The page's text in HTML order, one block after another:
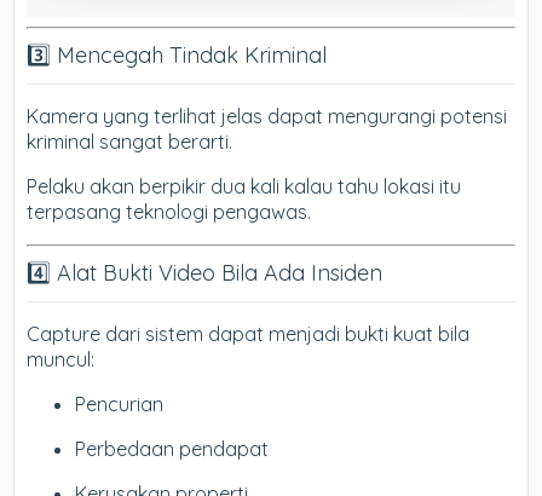
3️⃣ Mencegah Tindak Kriminal
Kamera yang terlihat jelas dapat mengurangi potensi
kriminal sangat berarti.
Pelaku akan berpikir dua kali kalau tahu lokasi itu
terpasang teknologi pengawas.
4️⃣ Alat Bukti Video Bila Ada Insiden
Capture dari sistem dapat menjadi bukti kuat bila
muncul:
Pencurian
Perbedaan pendapat